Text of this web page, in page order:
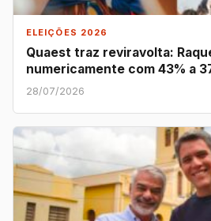
ELEIÇÕES 2026
Quaest traz reviravolta:
numericamente com 43% a
28/07/2026